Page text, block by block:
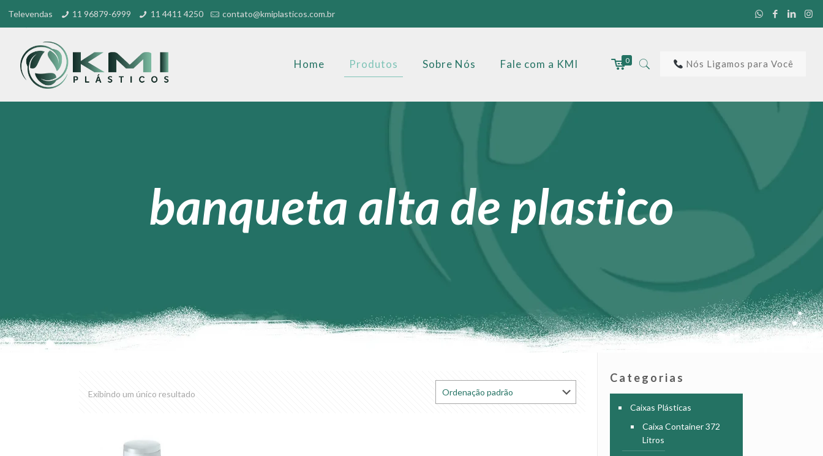
Televendas 11 96879-6999 11 4411 4250 contato@kmiplasticos.com.br
Home Produtos Sobre Nós Fale com a KMI 0 Nós Ligamos para Você
banqueta alta de plastico
Exibindo um único resultado
Categorias
Caixas Plásticas
Caixa Container 372
Litros